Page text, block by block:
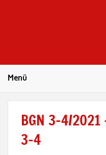
Menü
BGN 3-4/
3-4